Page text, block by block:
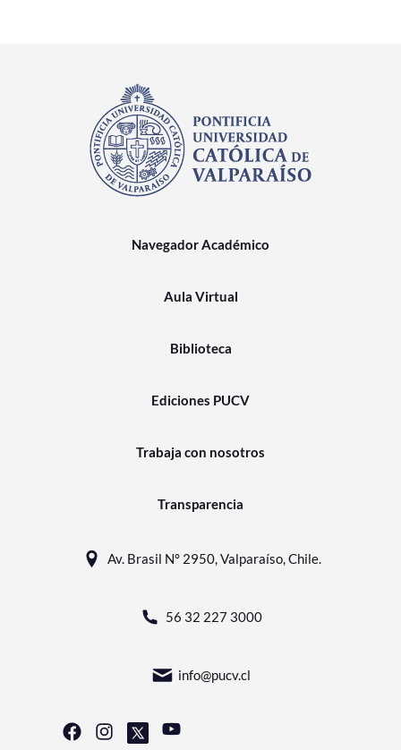
Navegador Académico
Aula Virtual
Biblioteca
Ediciones PUCV
Trabaja con nosotros
Transparencia
Av. Brasil N° 2950, Valparaíso, Chile.
56 32 227 3000
info@pucv.cl